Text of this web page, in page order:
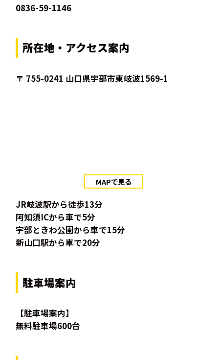
0836-59-1146
所在地・アクセス案内
〒 755-0241 山口県宇部市東岐波1569-1
MAPで見る
JR岐波駅から徒歩13分
阿知須ICから車で5分
宇部ときわ公園から車で15分
新山口駅から車で20分
駐車場案内
【駐車場案内】
無料駐車場600台